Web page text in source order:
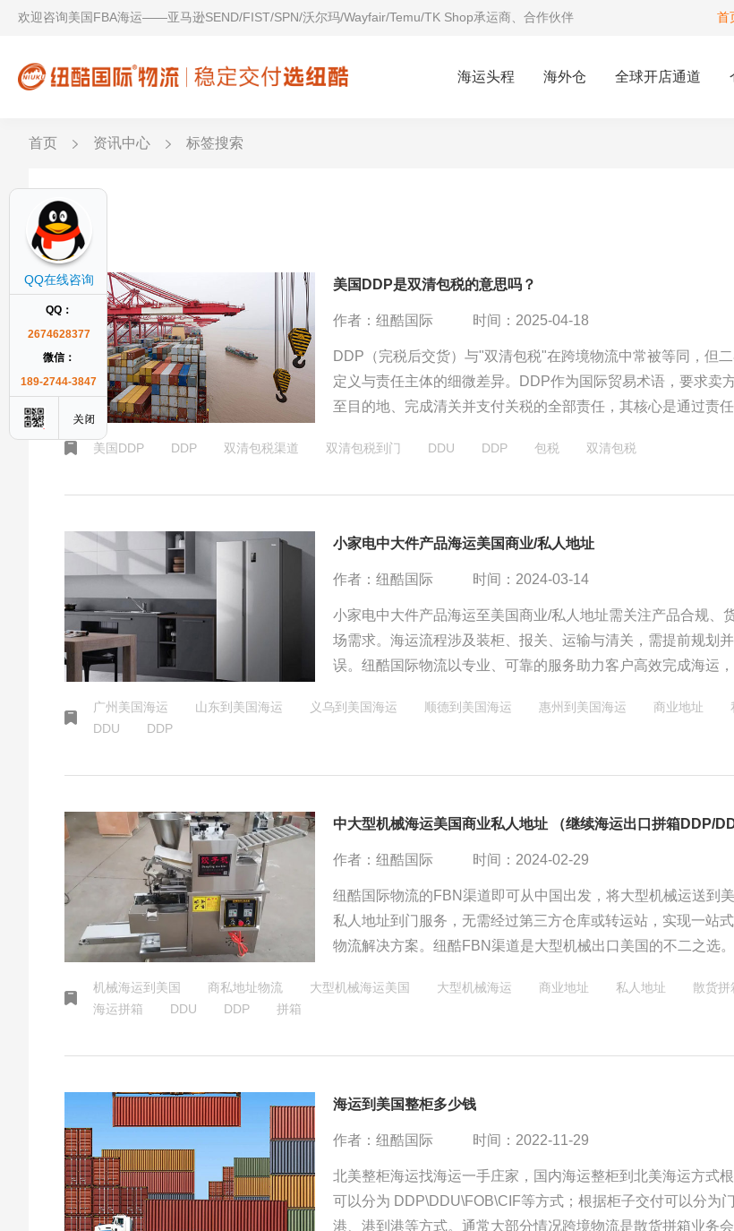
欢迎咨询美国FBA海运——亚马逊SEND/FIST/SPN/沃尔玛/Wayfair/Temu/TK Shop承运商、合作伙伴 首
海运头程 海外仓 全球开店通道
首页 资讯中心 标签搜索
DDU
美国DDP是双清包税的意思吗？
作者：纽酷国际 时间：2025-04-18
DDP（完税后交货）与"双清包税"在跨境物流中常被等同，但
定义与责任主体的细微差异。DDP作为国际贸易术语，要求卖
至目的地、完成清关并支付关税的全部责任，其核心是通过责
商提供的一站式清关服务，实质是代理执行DDP条款的实操模
美国DDP DDP 双清包税渠道 双清包税到门 DDU DDP 包税 双清包税
小家电中大件产品海运美国商业/私人地址
作者：纽酷国际 时间：2024-03-14
小家电中大件产品海运至美国商业/私人地址需关注产品合规、
场需求。海运流程涉及装柜、报关、运输与清关，需提前规划
误。纽酷国际物流以专业、可靠的服务助力客户高效完成海运
广州美国海运 山东到美国海运 义乌到美国海运 顺德到美国海运 惠州到美国海运 商业地址
DDU
DDP
作者：纽酷国际 时间：2024-02-29
纽酷国际物流的FBN渠道即可从中国出发，将大型机械运送到
私人地址到门服务，无需经过第三方仓库或转运站，实现一站
物流解决方案。纽酷FBN渠道是大型机械出口美国的不二之选。
机械海运到美国 商私地址物流 大型机械海运美国 大型机械海运 商业地址 私人地址
散货拼
海运拼箱
DDU DDP 拼箱
海运到美国整柜多少钱
作者：纽酷国际 时间：2022-11-29
北美整柜海运找海运一手庄家，国内海运整柜到北美海运方式
可以分为 DDP\DDU\FOB\CIF等方式；根据柜子交付可以分为门到门、门到
港、港到港等方式。通常大部分情况跨境物流是散货拼箱业务
QQ在线咨询
QQ：
2674628377
微信：
189-2744-3847